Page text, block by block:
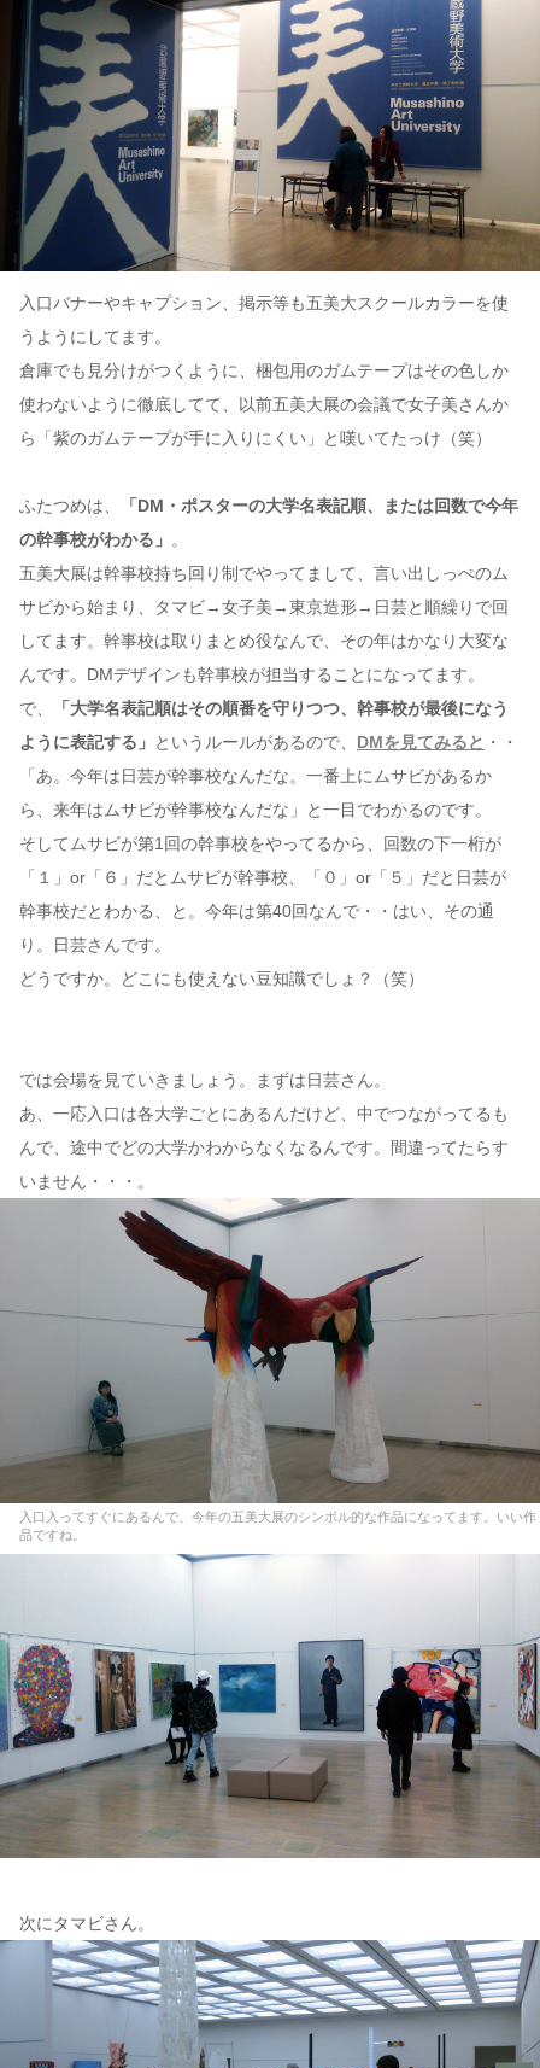
入口バナーやキャプション、掲示等も五美大スクールカラーを使
うようにしてます。
倉庫でも見分けがつくように、梱包用のガムテープはその色しか
使わないように徹底してて、以前五美大展の会議で女子美さんか
ら「紫のガムテープが手に入りにくい」と嘆いてたっけ（笑）
ふたつめは、
「DM・ポスターの大学名表記順、または回数で今年
の幹事校がわかる」 。
五美大展は幹事校持ち回り制でやってまして、言い出しっぺのム
サビから始まり、タマビ→女子美→東京造形→日芸と順繰りで回
してます。幹事校は取りまとめ役なんで、その年はかなり大変な
んです。DMデザインも幹事校が担当することになってます。
で、
「大学名表記順はその順番を守りつつ、幹事校が最後になう
ように表記する」 というルールがあるので、 DMを見てみると ・・
「あ。今年は日芸が幹事校なんだな。一番上にムサビがあるか
ら、来年はムサビが幹事校なんだな」と一目でわかるのです。
そしてムサビが第1回の幹事校をやってるから、回数の下一桁が
「１」or「６」だとムサビが幹事校、「０」or「５」だと日芸が
幹事校だとわかる、と。今年は第40回なんで・・はい、その通
り。日芸さんです。
どうですか。どこにも使えない豆知識でしょ？（笑）
では会場を見ていきましょう。まずは日芸さん。
あ、一応入口は各大学ごとにあるんだけど、中でつながってるも
んで、途中でどの大学かわからなくなるんです。間違ってたらす
いません・・・。
入口入ってすぐにあるんで、今年の五美大展のシンボル的な作品になってます。いい作
品ですね。
次にタマビさん。